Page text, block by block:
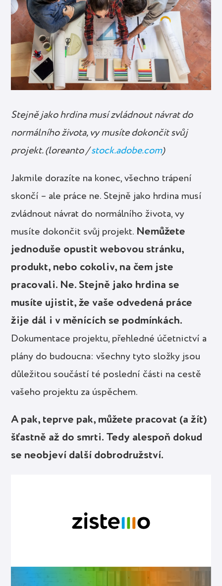
Stejně jako hrdina musí zvládnout návrat do
normálního života, vy musíte dokončit svůj
projekt. (loreanto /stock.adobe.com)
Jakmile dorazíte na konec, všechno trápení
skončí – ale práce ne. Stejně jako hrdina musí
zvládnout návrat do normálního života, vy
musíte dokončit svůj projekt. Nemůžete
jednoduše opustit webovou stránku,
produkt, nebo cokoliv, na čem jste
pracovali. Ne. Stejně jako hrdina se
musíte ujistit, že vaše odvedená práce
žije dál i v měnících se podmínkách.
Dokumentace projektu, přehledné účetnictví a
plány do budoucna: všechny tyto složky jsou
důležitou součástí té poslední části na cestě
vašeho projektu za úspěchem.
A pak, teprve pak, můžete pracovat (a žít)
šťastně až do smrti. Tedy alespoň dokud
se neobjeví další dobrodružství.